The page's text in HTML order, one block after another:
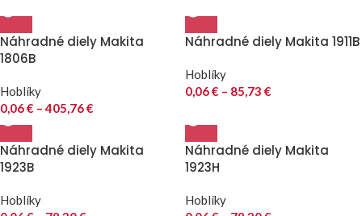
Náhradné diely Makita
1806B
Hoblíky
0,06€ – 405,76€
Náhradné diely Makita 1911B
Hoblíky
0,06€ – 85,73 €
Náhradné diely Makita
1923B
Hoblíky
Náhradné diely Makita
1923H
Hoblíky